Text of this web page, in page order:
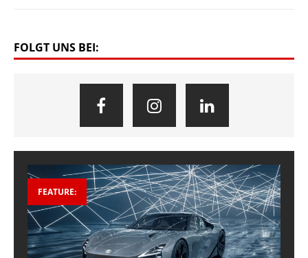
FOLGT UNS BEI:
FEATURE: